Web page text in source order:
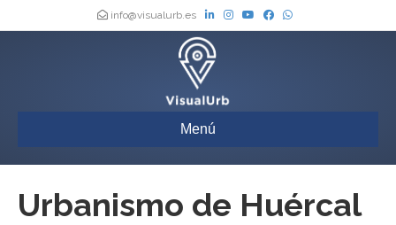
info@visualurb.es
Menú
Urbanismo de Huércal